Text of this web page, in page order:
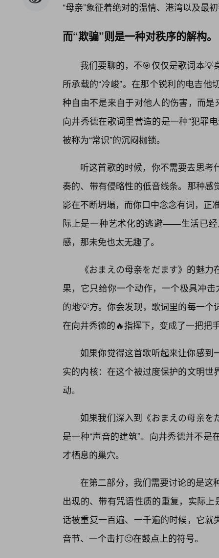
“母亲”象征着绝对的温情、港湾以及最
而“欺骗”则是一种对秩序的解构。
我们要聊的，不🎯仅仅是歌词本
所承载的“冷峻”。在那个锐利的电吉
种自由不是来自于对他人的伤害，而
向井秀德在歌词里营造的是一种“犯罪
被称为“常识”的沉闷枷锁。
听这首歌的时候，你不需要去思
奏的、带有侵略性的低音线条。那种
影在不断坍塌，而你口中念念有词，正
际上是一种艺术化的逃避——生活已
感，那未免也太无趣了。
《おまえの母亲をだます》的魅
果，它只给你一个动作，一个极具冲
的地💡方。你会发现，歌词里的每一
在向井秀德的🔥指挥下，变成了一把把
如果你觉得这首歌听起来让你感到
实的内核：在这个被过度保护的文明
动。
如果我们深入到《おまえの母亲を
是一种“声音的建筑”。向井秀德并不
才栖息的巢穴。
在第二部分，我们需要讨论的是这
出现的、带有咒语性质的重复，实际
话被重复一百遍、一千遍的时候，它
音节、一个击打🙂在鼓点上的符号。